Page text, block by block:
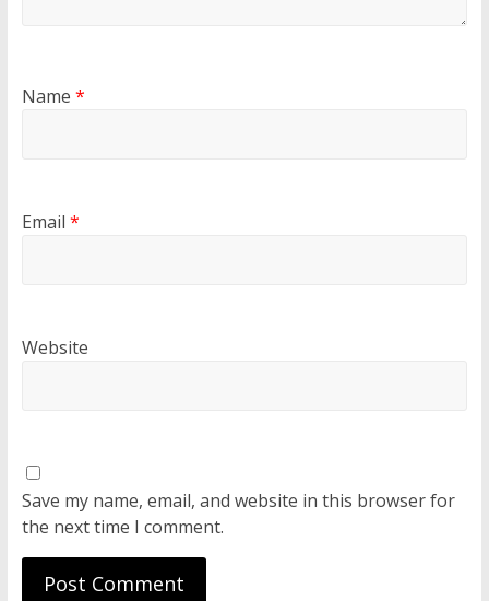
Name *
Email *
Website
Save my name, email, and website in this browser for
the next time I comment.